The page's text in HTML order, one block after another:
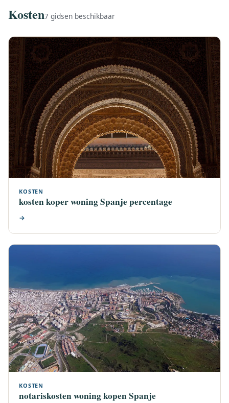
Kosten7 gidsen beschikbaar
KOSTEN
kosten koper woning Spanje percentage
→
KOSTEN
notariskosten woning kopen Spanje